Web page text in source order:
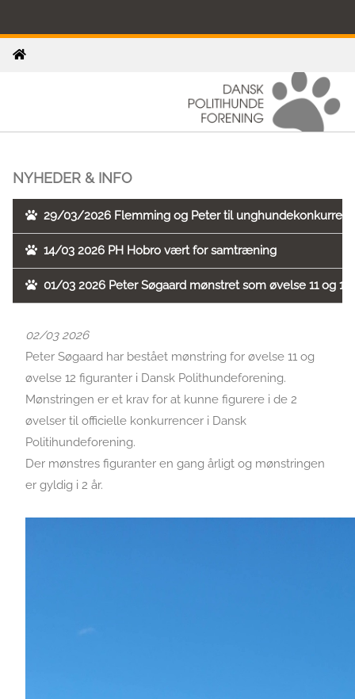
NYHEDER & INFO
29/03/2026 Flemming og Peter til
14/03 2026 PH Hobro vært for samtræning
01/03 2026 Peter Søgaard mønstret som øvelse 11 og 12
02/03 2026
Peter Søgaard har bestået mønstring for øvelse 11 og
øvelse 12 figuranter i Dansk Polithundeforening.
Mønstringen er et krav for at kunne figurere i de 2
øvelser til officielle konkurrencer i Dansk
Politihundeforening.
Der mønstres figuranter en gang årligt og mønstringen
er gyldig i 2 år.